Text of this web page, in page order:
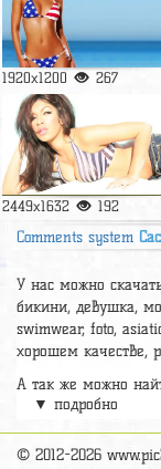
1920x1200 267
2449x1632 192
Comments system
У нас можно
бикини, девушка,
swimwear, foto,
хорошем качестве,
А так же можно
разделобои Девушки
большое
и обоев хорошего
▼ подробно
© 2012-2026